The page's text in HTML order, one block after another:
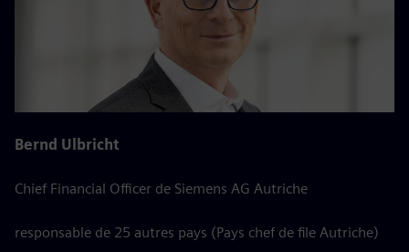
Bernd Ulbricht
Chief Financial Officer de Siemens AG Autriche
responsable de 25 autres pays (Pays chef de file Autriche)